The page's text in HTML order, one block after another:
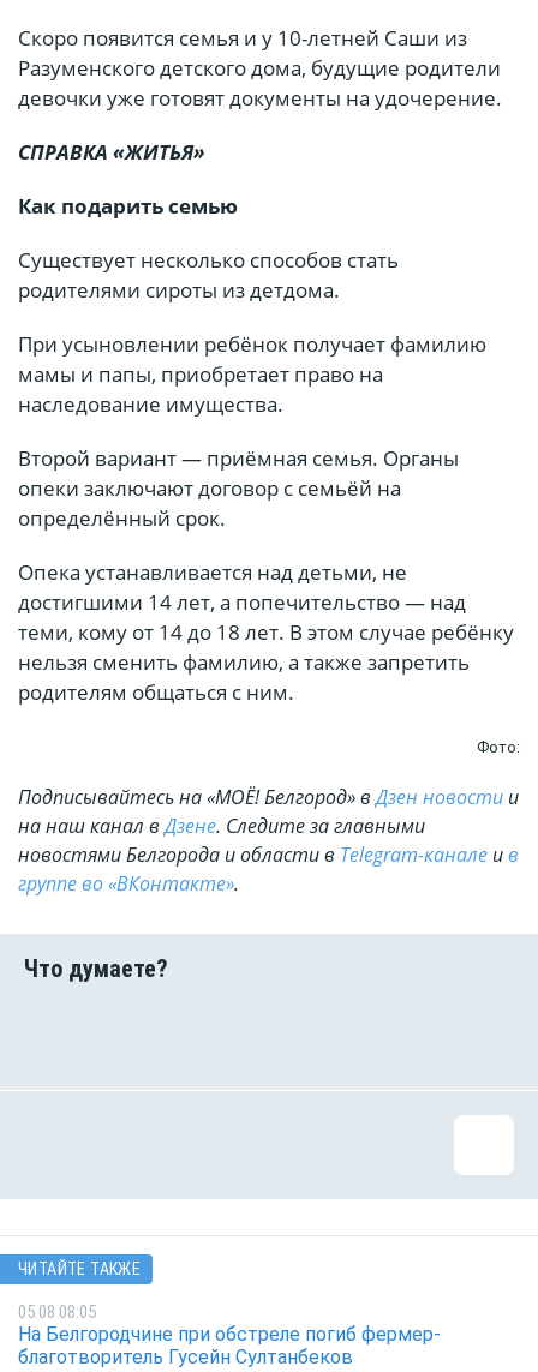
Скоро появится семья и у 10-летней Саши из
Разуменского детского дома, будущие родители
девочки уже готовят документы на удочерение.
СПРАВКА «ЖИТЬЯ»
Как подарить семью
Существует несколько способов стать
родителями сироты из детдома.
При усыновлении ребёнок получает фамилию
мамы и папы, приобретает право на
наследование имущества.
Второй вариант — приёмная семья. Органы
опеки заключают договор с семьёй на
определённый срок.
Опека устанавливается над детьми, не
достигшими 14 лет, а попечительство — над
теми, кому от 14 до 18 лет. В этом случае ребёнку
нельзя сменить фамилию, а также запретить
родителям общаться с ним.
Фото:
Подписывайтесь на «МОЁ! Белгород» вДзен новости и
на наш канал вДзене. Cледите за главными
новостями Белгорода и области в Telegram-канале ив
группе во «ВКонтакте».
ЧИТАЙТЕ ТАКЖЕ
05.08 08:05
На Белгородчине при обстреле погиб фермер-
благотворитель Гусейн Султанбеков